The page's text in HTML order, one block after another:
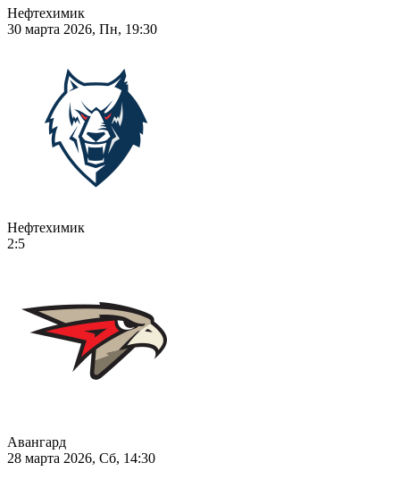
Нефтехимик
30 марта 2026, Пн, 19:30
Нефтехимик
2:5
Авангард
28 марта 2026, Сб, 14:30